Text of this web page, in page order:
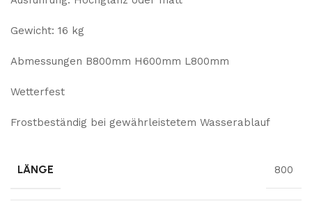
Gewicht: 16 kg
Abmessungen B800mm H600mm L800mm
Wetterfest
Frostbeständig bei gewährleistetem Wasserablauf
LÄNGE 800